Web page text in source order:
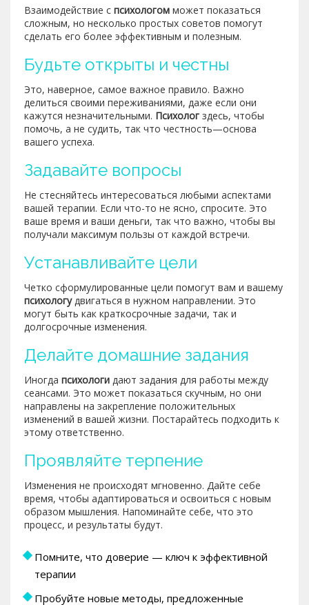
Взаимодействие с психологом может показаться
сложным, но несколько простых советов помогут
сделать его более эффективным и полезным.
Будьте открыты и честны
Это, наверное, самое важное правило. Важно
делиться своими переживаниями, даже если они
кажутся незначительными. Психолог здесь, чтобы
помочь, а не судить, так что честность—основа
вашего успеха.
Задавайте вопросы
Не стесняйтесь интересоваться любыми аспектами
вашей терапии. Если что-то не ясно, спросите. Это
ваше время и ваши деньги, так что важно, чтобы вы
получали максимум пользы от каждой встречи.
Устанавливайте цели
Четко сформулированные цели помогут вам и вашему
психологудвигаться в нужном направлении. Это
могут быть как краткосрочные задачи, так и
долгосрочные изменения.
Делайте домашние задания
Иногда психологи дают задания для работы между
сеансами. Это может показаться скучным, но они
направлены на закрепление положительных
изменений в вашей жизни. Постарайтесь подходить к
этому ответственно.
Проявляйте терпение
Изменения не происходят мгновенно. Дайте себе
время, чтобы адаптироваться и освоиться с новым
образом мышления. Напоминайте себе, что это
процесс, и результаты будут.
Помните, что доверие — ключ к эффективной
терапии
Пробуйте новые методы, предложенные